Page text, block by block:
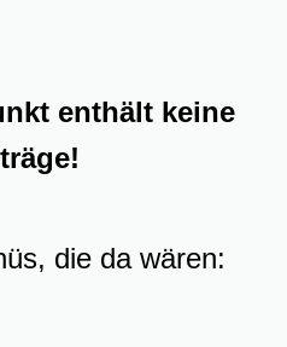
enthält keine
die da wären: